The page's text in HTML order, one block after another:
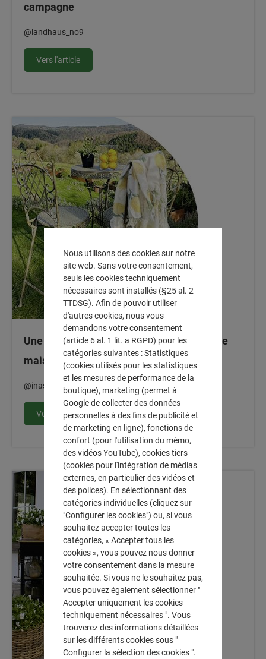
campagne
@landhaus_no9
Vers l'article
Une ambiance toscane dans le jardin d'une
maison de campagne
@inas_landleben
Vers l'article
Nous utilisons des cookies sur notre
site web. Sans votre consentement,
seuls les cookies techniquement
nécessaires sont installés (§25 al. 2
TTDSG). Afin de pouvoir utiliser
d'autres cookies, nous vous
demandons votre consentement
(article 6 al. 1 lit. a RGPD) pour les
catégories suivantes : Statistiques
(cookies utilisés pour les statistiques
et les mesures de performance de la
boutique), marketing (permet à
Google de collecter des données
personnelles à des fins de publicité et
de marketing en ligne), fonctions de
confort (pour l'utilisation du mémo,
des vidéos YouTube), cookies tiers
(cookies pour l'intégration de médias
externes, en particulier des vidéos et
des polices). En sélectionnant des
catégories individuelles (cliquez sur
"Configurer les cookies") ou, si vous
souhaitez accepter toutes les
catégories, « Accepter tous les
cookies », vous pouvez nous donner
votre consentement dans la mesure
souhaitée. Si vous ne le souhaitez pas,
vous pouvez également sélectionner "
Accepter uniquement les cookies
techniquement nécessaires ". Vous
trouverez des informations détaillées
sur les différents cookies sous "
Configurer la sélection des cookies ".